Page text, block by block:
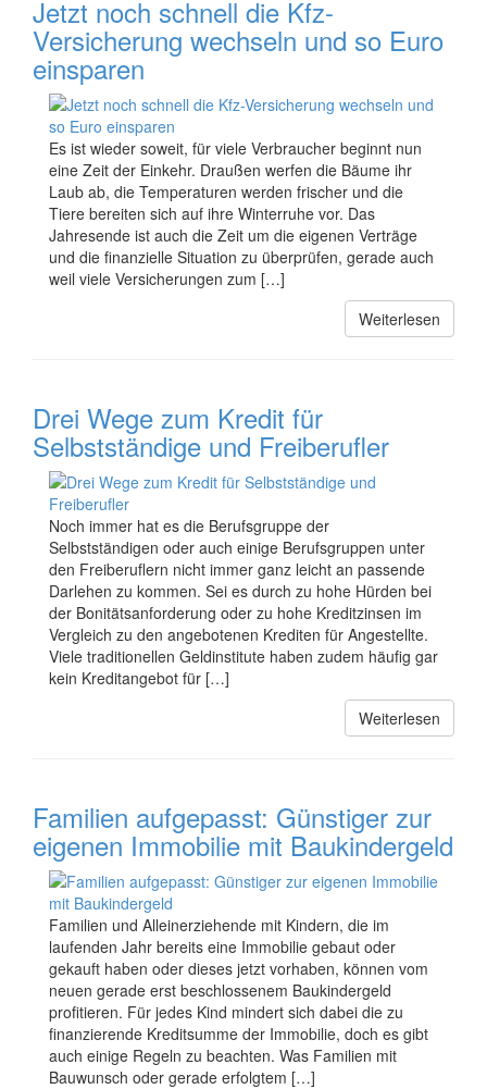
Jetzt noch schnell die Kfz-
Versicherung wechseln und so Euro
einsparen
Es ist wieder soweit, für viele Verbraucher beginnt nun
eine Zeit der Einkehr. Draußen werfen die Bäume ihr
Laub ab, die Temperaturen werden frischer und die
Tiere bereiten sich auf ihre Winterruhe vor. Das
Jahresende ist auch die Zeit um die eigenen Verträge
und die finanzielle Situation zu überprüfen, gerade auch
weil viele Versicherungen zum […]
Weiterlesen
Drei Wege zum Kredit für
Selbstständige und Freiberufler
Noch immer hat es die Berufsgruppe der
Selbstständigen oder auch einige Berufsgruppen unter
den Freiberuflern nicht immer ganz leicht an passende
Darlehen zu kommen. Sei es durch zu hohe Hürden bei
der Bonitätsanforderung oder zu hohe Kreditzinsen im
Vergleich zu den angebotenen Krediten für Angestellte.
Viele traditionellen Geldinstitute haben zudem häufig gar
kein Kreditangebot für […]
Weiterlesen
Familien aufgepasst: Günstiger zur
eigenen Immobilie mit Baukindergeld
Familien und Alleinerziehende mit Kindern, die im
laufenden Jahr bereits eine Immobilie gebaut oder
gekauft haben oder dieses jetzt vorhaben, können vom
neuen gerade erst beschlossenem Baukindergeld
profitieren. Für jedes Kind mindert sich dabei die zu
finanzierende Kreditsumme der Immobilie, doch es gibt
auch einige Regeln zu beachten. Was Familien mit
Bauwunsch oder gerade erfolgtem […]